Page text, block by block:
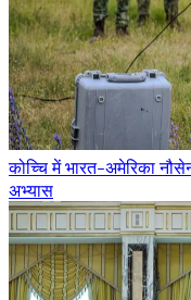
कोच्चि में भारत-अमेरिका
अभ्यास